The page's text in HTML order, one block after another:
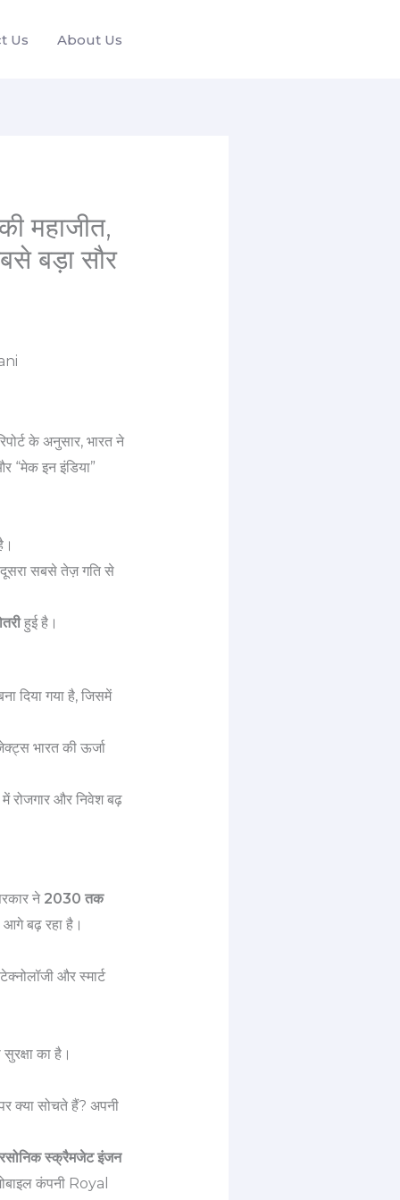
Us About Us
महाजीत,
बड़ा सौर
के अनुसार, भारत ने
“मेक इन इंडिया”
दूसरा सबसे तेज़ गति से
हुई है।
दिया गया है, जिसमें
भारत की ऊर्जा
रोजगार और निवेश बढ़
ने 2030 तक
बढ़ रहा है।
और स्मार्ट
का है।
क्या सोचते हैं? अपनी
स्क्रैमजेट इंजन
कंपनी Royal